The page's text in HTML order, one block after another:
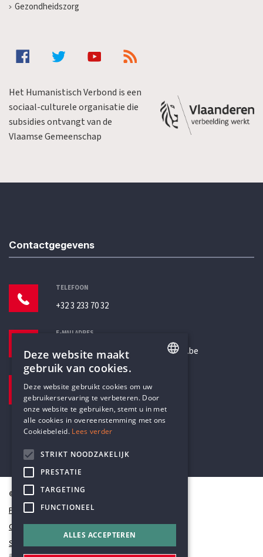
Gezondheidszorg
Het Humanistisch Verbond is een
sociaal-culturele organisatie die
subsidies ontvangt van de
Vlaamse Gemeenschap
Contactgegevens
TELEFOON
+32 3 233 70 32
E-MAILADRES
secretariaat@humanistischverbond.be
Pottenbrug 4
Antwerpen, 2000
© Humanistisch Verbond 2026
Privacy
Cookiestatement
Sitemap
DUTCH
Deze website maakt
gebruik van cookies.
Deze website gebruikt cookies om uw
gebruikerservaring te verbeteren. Door
onze website te gebruiken, stemt u in met
alle cookies in overeenstemming met ons
Cookiebeleid. Lees verder
STRIKT NOODZAKELIJK
PRESTATIE
TARGETING
FUNCTIONEEL
ALLES ACCEPTEREN